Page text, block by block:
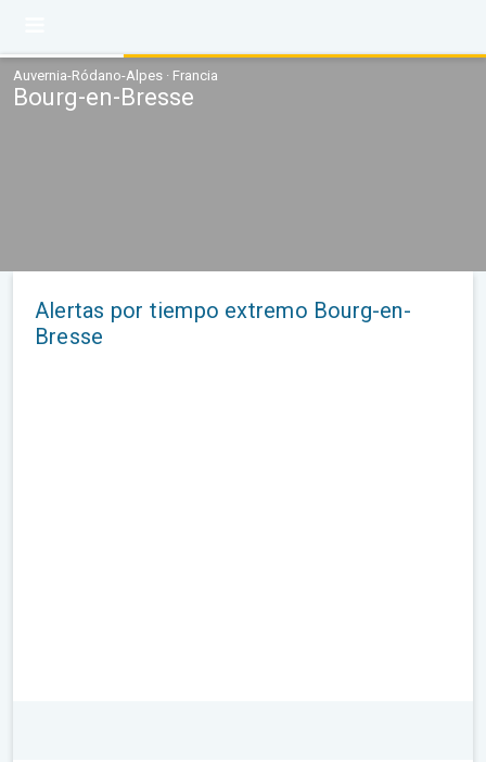
Auvernia-Ródano-Alpes · Francia
Bourg-en-Bresse
Alertas por tiempo extremo Bourg-en-
Bresse